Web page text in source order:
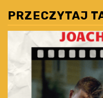
PRZECZYTAJ